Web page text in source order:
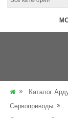
Каталог
Сервоприводы